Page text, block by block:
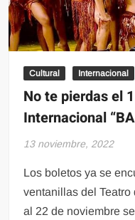
Cultural Internacional
No te pierdas el
Internacional
13 noviembre, 2022
Los boletos ya se
ventanillas del
al 22 de noviembre